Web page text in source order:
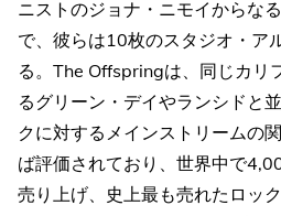
ニストのジョナ・ニモイからな
で、彼らは10枚のスタジオ・ア
る。The Offspringは、同じカリ
るグリーン・デイやランシドと
クに対するメインストリームの
ば評価されており、世界中で
売り上げ、史上最も売れたロッ